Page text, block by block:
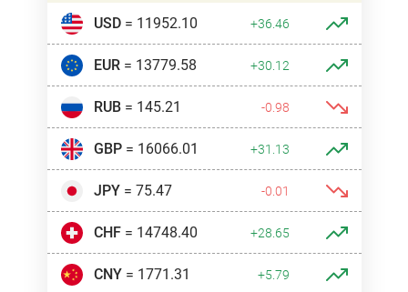
USD= 11952.10 +36.46
EUR= 13779.58 +30.12
RUB= 145.21 -0.98
GBP= 16066.01 +31.13
JPY= 75.47 -0.01
CHF= 14748.40 +28.65
CNY= 1771.31 +5.79